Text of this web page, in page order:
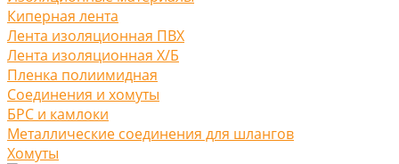
Киперная лента
Лента изоляционная ПВХ
Лента изоляционная Х/Б
Пленка полиимидная
Соединения и хомуты
БРС и камлоки
Металлические соединения для шлангов
Хомуты